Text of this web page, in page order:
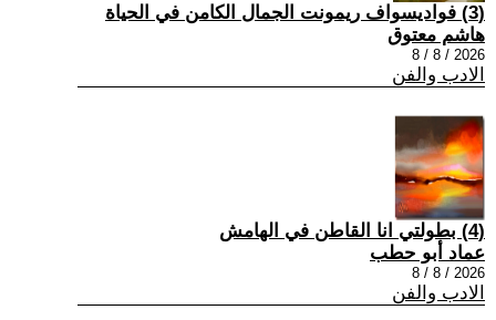
(3) فواديسواف ريمونت الجمال الكامن في الحياة
هاشم معتوق
2026 / 8 / 8
الادب والفن
(4) بطولتي انا القاطن في الهامش
عماد أبو حطب
2026 / 8 / 8
الادب والفن